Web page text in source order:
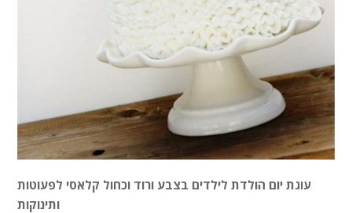
עוגת יום הולדת לילדים בצבע ורוד וכחול קלאסי לפעוטות
ותינוקות